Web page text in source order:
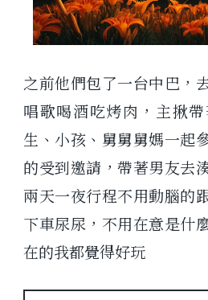
之前他們包了一台中巴，
唱歌喝酒吃烤肉，主揪
生、小孩、舅舅舅媽一起
的受到邀請，帶著男友去
兩天一夜行程不用動腦的
下車尿尿，不用在意是什
在的我都覺得好玩